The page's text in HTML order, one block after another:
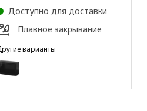
Доступно для доставки
Плавное закрывание
варианты
BESTÅ, Комбинация
BESTÅ, Комбинация